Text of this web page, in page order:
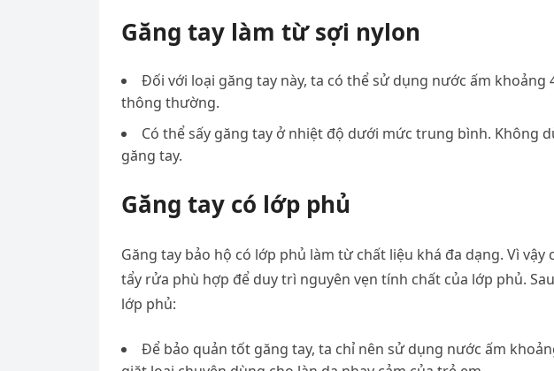
Găng tay làm từ sợi nylon
Đối với loại găng tay này, ta có thể sử dụng nước ấm khoảng
thông thường.
Có thể sấy găng tay ở nhiệt độ dưới mức trung bình. Không
găng tay.
Găng tay có lớp phủ
Găng tay bảo hộ có lớp phủ làm từ chất liệu khá đa dạng. Vì
tẩy rửa phù hợp để duy trì nguyên vẹn tính chất của lớp phủ.
lớp phủ:
Để bảo quản tốt găng tay, ta chỉ nên sử dụng nước ấm